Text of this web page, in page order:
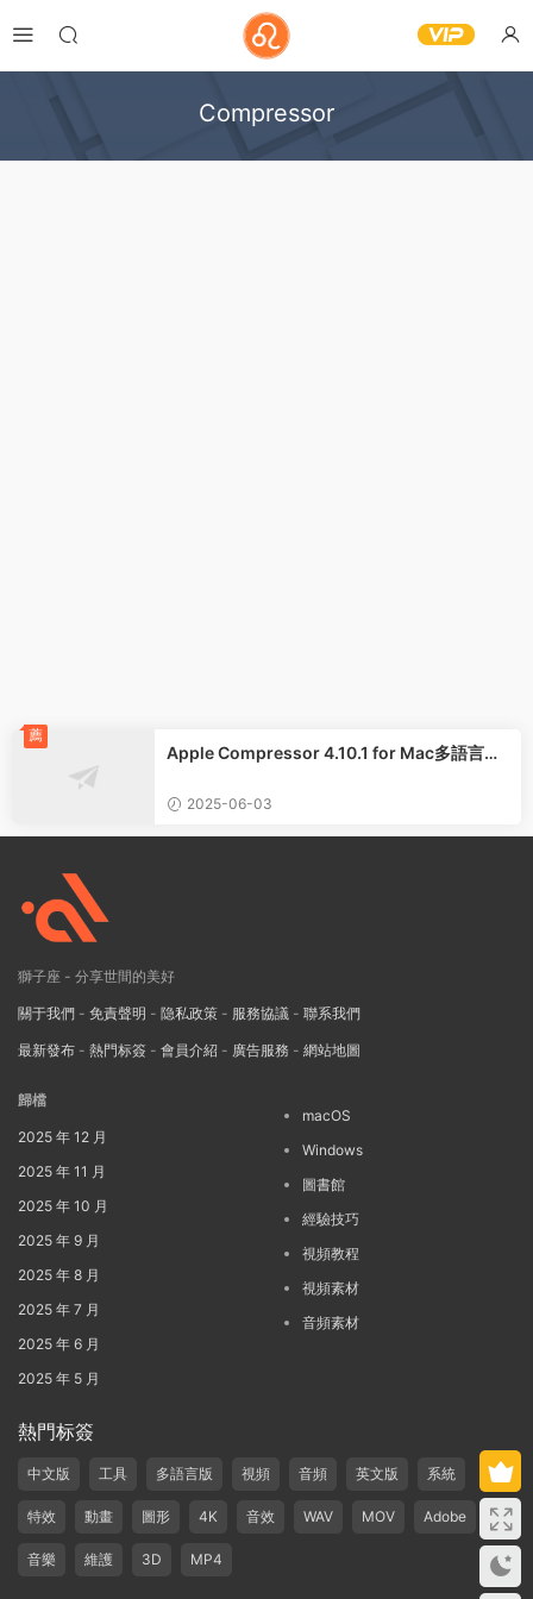
Compressor
Apple Compressor 4.10.1 for Mac多語言正
2025-06-03
薦
獅子座 - 分享世間的美好
關于我們 - 免責聲明 - 隐私政策 - 服務協議 - 聯系我們
最新發布 - 熱門标簽 - 會員介紹 - 廣告服務 - 網站地圖
歸檔
2025 年 12 月
2025 年 11 月
2025 年 10 月
2025 年 9 月
2025 年 8 月
2025 年 7 月
2025 年 6 月
2025 年 5 月
macOS
Windows
圖書館
經驗技巧
視頻教程
視頻素材
音頻素材
熱門标簽
中文版 工具 多語言版 視頻 音頻 英文版 系統
特效 動畫 圖形 4K 音效 WAV MOV Adobe
音樂 維護 3D MP4